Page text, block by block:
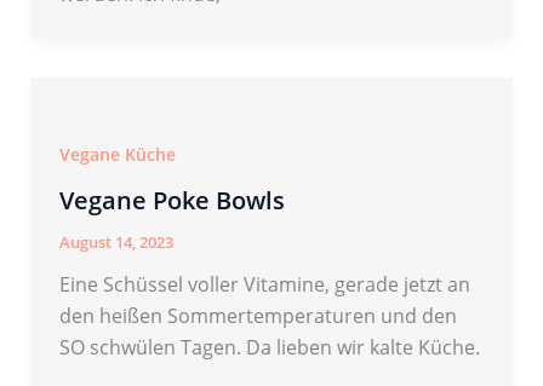
Vegane Küche
Vegane Poke Bowls
August 14, 2023
Eine Schüssel voller Vitamine, gerade jetzt an
den heißen Sommertemperaturen und den
SO schwülen Tagen. Da lieben wir kalte Küche.